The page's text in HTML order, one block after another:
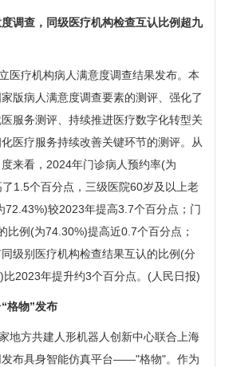
调查，同级医疗机构检查互认比例超九
疗机构病人满意度调查结果发布。本
版病人满意度调查要素的测评、强化了
服务测评、持续推进医疗数字化转型关
医疗服务持续改善关键环节的测评。从
来看，2024年门诊病人预约率(为
1.5个百分点，三级医院60岁及以上老
72.43%)较2023年提高3.7个百分点；门
比例(为74.30%)提高近0.7个百分点；
级别医疗机构检查结果互认的比例(分
2023年提升约3个百分点。(人民日报)
物”发布
方共建人形机器人创新中心联合上海
发布具身智能仿真平台——"格物"。作为